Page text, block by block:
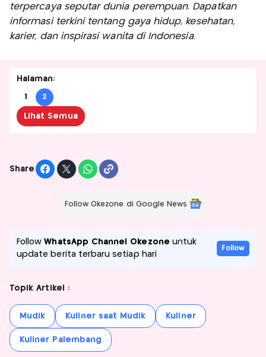
terpercaya seputar dunia perempuan. Dapatkan
informasi terkini tentang gaya hidup, kesehatan,
karier, dan inspirasi wanita di Indonesia.
Halaman:
1 2
Lihat Semua
Share
Follow Okezone di Google News
FollowWhatsApp Channel Okezone untuk
update berita terbaru setiap hari
Follow
Topik Artikel :
Mudik Kuliner saat Mudik Kuliner
Kuliner Palembang